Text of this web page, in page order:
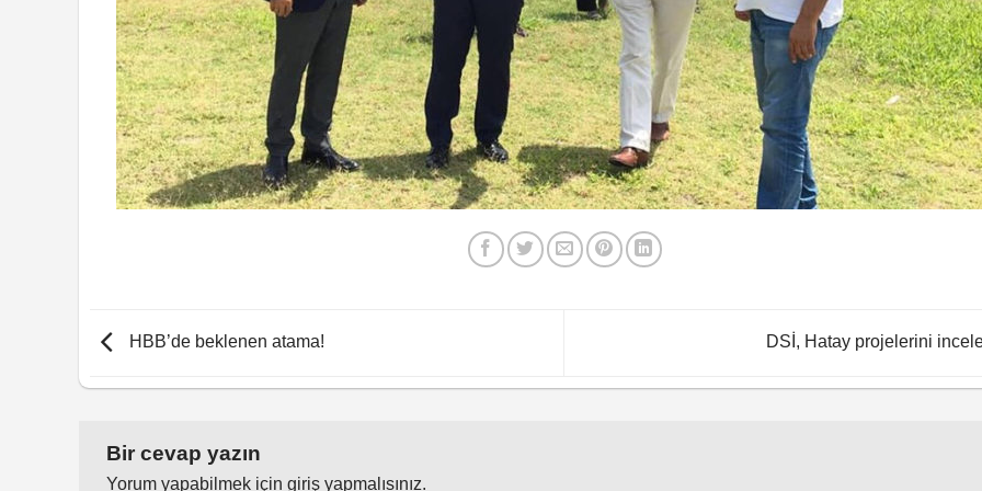
HBB’de beklenen atama! DSİ, Hatay projelerini
Bir cevap yazın
Yorum yapabilmek için giriş yapmalısınız.